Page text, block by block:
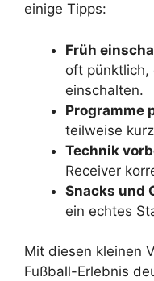
einige Tipps:
Früh
oft pünktlich,
einschalten.
Programme
teilweise
Technik
Receiver
Snacks und
ein echtes
Mit diesen kleinen
Fußball-Erlebnis